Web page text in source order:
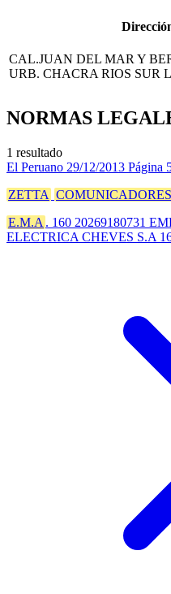
CAL.JUAN DEL MAR Y
URB. CHACRA RIOS SUR
NORMAS
1 resultado
El Peruano 29/12/2013 Página
ZETTA COMUNICADORES
E.M.A . 160 20269180731
ELECTRICA CHEVES S.A